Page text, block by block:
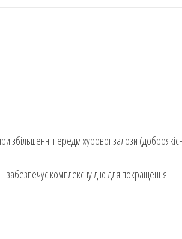
передміхурової залози
комплексну дію для покращення